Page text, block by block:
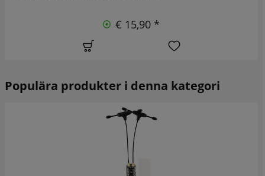
€ 15,90 *
Populära produkter i denna kategori